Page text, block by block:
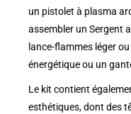
un pistolet à plasma
assembler un Sergent
lance-flammes léger
énergétique ou un
Le kit contient
esthétiques, dont des